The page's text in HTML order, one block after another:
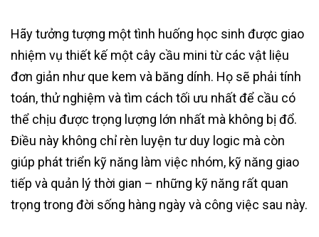
Hãy tưởng tượng một tình huống học sinh được giao
nhiệm vụ thiết kế một cây cầu mini từ các vật liệu
đơn giản như que kem và băng dính. Họ sẽ phải tính
toán, thử nghiệm và tìm cách tối ưu nhất để cầu có
thể chịu được trọng lượng lớn nhất mà không bị đổ.
Điều này không chỉ rèn luyện tư duy logic mà còn
giúp phát triển kỹ năng làm việc nhóm, kỹ năng giao
tiếp và quản lý thời gian – những kỹ năng rất quan
trọng trong đời sống hàng ngày và công việc sau này.